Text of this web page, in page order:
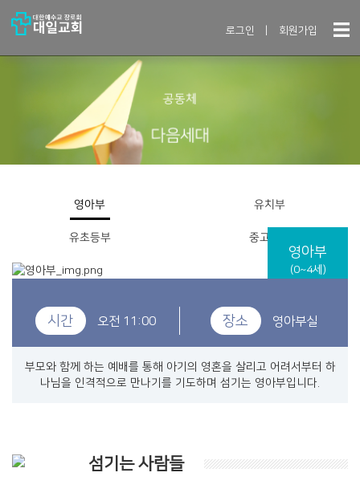
로그인 회원가입
공동체
다음세대
영아부 유치부
유초등부 중고등부
영아부
(0~4세)
시간 오전 11:00 장소 영아부실
부모와 함께 하는 예배를 통해 아기의 영혼을 살리고 어려서부터 하
나님을 인격적으로 만나기를 기도하며 섬기는 영아부입니다.
섬기는 사람들